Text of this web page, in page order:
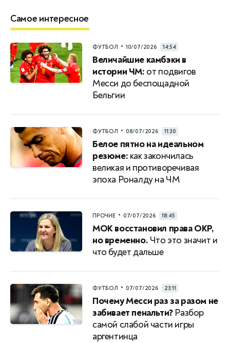
Самое интересное
ФУТБОЛ • 10/07/2026 14:54
Величайшие камбэки в
истории ЧМ: от подвигов
Месси до беспощадной
Бельгии
ФУТБОЛ • 08/07/2026 11:30
Белое пятно на идеальном
резюме: как закончилась
великая и противоречивая
эпоха Роналду на ЧМ
ПРОЧИЕ • 07/07/2026 18:45
МОК восстановил права ОКР,
но временно. Что это значит и
что будет дальше
ФУТБОЛ • 07/07/2026 23:11
Почему Месси раз за разом не
забивает пенальти?Разбор
самой слабой части игры
аргентинца